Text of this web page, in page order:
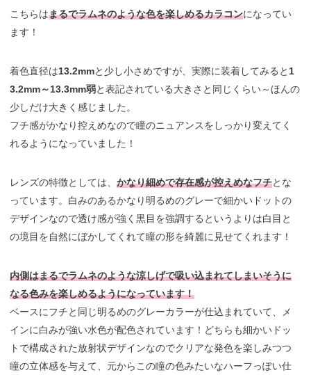
こちらはまるでラムネのような色を楽しめるカラコンになってい
ます！
着色直径は13.2mmと少し小さめですが、実際に装着してみると 1
3.2mm～13.3mm弱と表記されている大きさと同じくらい～ほんの
少しだけ大きく感じました。
フチ感がかなり控えめなので瞳のニュアンスをしっかり変えてく
れるようになっていました！
レンズの特徴としては、かなり細めで存在感が控えめなフチとな
っています。白みのあるかなり明るめのグレーで細かいドットの
デザインなので透け感が強く黒目を強調するというよりは白目と
の境目を自然にぼかしてくれて瞳の形を綺麗に見せてくれます！
内側はまるでラムネのような涼しげで吸い込まれてしまいそうに
なる色みを楽しめるようになっています！
ベースにフチと同じ明るめのグレーカラーが仕込まれていて、メ
インに白みが強い水色が配色されています！どちらも細かいドッ
トで構成された放射状デザインなのでクリアな発色を楽しみつつ
瞳の立体感を与えて、元からこの瞳の色みたいなハーフっぽい仕